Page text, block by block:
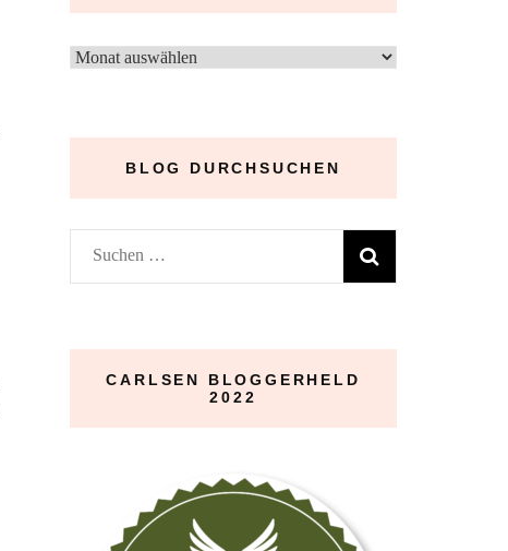
–
BLOG DURCHSUCHEN
Suchen
nach:
CARLSEN BLOGGERHELD
2022